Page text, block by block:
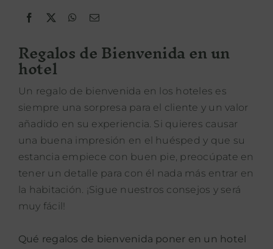
PROPÓSITO
ÁREA HOTELES
Buscar:
Regalos de Bienvenida en un
hotel
Un regalo de bienvenida en los hoteles es
siempre una sorpresa para el cliente y un valor
añadido en su experiencia. Si quieres causar
una buena impresión en el huésped y que su
estancia empiece con buen pie, preocúpate en
tener un detalle para con él nada más entrar en
la habitación. ¡Sigue nuestros consejos y será
muy fácil!
Qué regalos de bienvenida poner en un hotel